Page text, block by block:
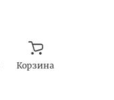
Корзина